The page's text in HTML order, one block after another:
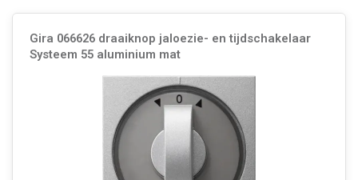
Gira 066626 draaiknop jaloezie- en tijdschakelaar
Systeem 55 aluminium mat